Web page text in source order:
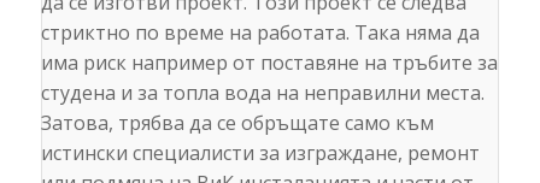
стриктно по време на работата. Така няма да
има риск например от поставяне на тръбите за
студена и за топла вода на неправилни места.
Затова, трябва да се обръщате само към
истински специалисти за изграждане, ремонт